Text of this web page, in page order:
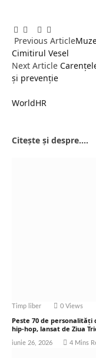
Facebook
Twitter
Pinterest
LinkedIn
Tumblr
Previous Article
Cimitirul Vesel
Next Article
și prevenție
WorldHR
Citește și despre....
Timp liber 0 Views
Peste 70 de
hip-hop, lansat de Ziua
iunie 26, 2026 4 Mins